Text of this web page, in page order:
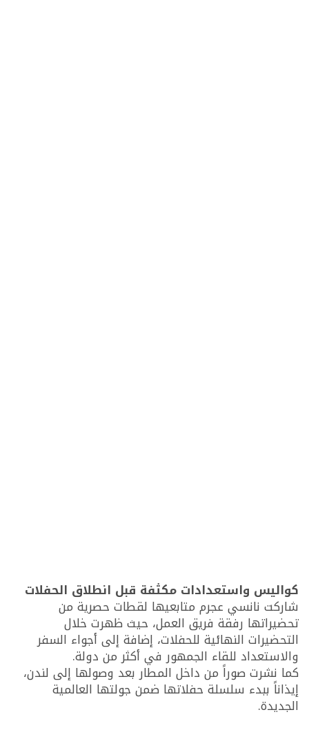
كواليس واستعدادات مكثفة قبل انطلاق الحفلات
شاركت نانسي عجرم متابعيها لقطات حصرية من
تحضيراتها رفقة فريق العمل، حيث ظهرت خلال
التحضيرات النهائية للحفلات، إضافة إلى أجواء السفر
والاستعداد للقاء الجمهور في أكثر من دولة.
كما نشرت صوراً من داخل المطار بعد وصولها إلى لندن،
إيذاناً ببدء سلسلة حفلاتها ضمن جولتها العالمية
الجديدة.